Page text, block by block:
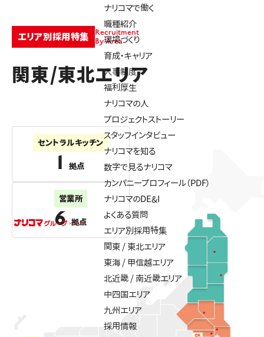
ナリコマで働く
職種紹介
環境づくり
育成・キャリア
人事制度
福利厚生
ナリコマの人
プロジェクトストーリー
スタッフインタビュー
ナリコマを知る
数字で見るナリコマ
カンパニープロフィール（PDF）
ナリコマのDE&I
よくある質問
エリア別採用特集
関東 / 東北エリア
東海 / 甲信越エリア
北近畿 / 南近畿エリア
中四国エリア
九州エリア
採用情報
エリア別採用特集
Recruitment
By Area
関東/東北エリア
セントラルキッチン
1 拠点
営業所
6 拠点